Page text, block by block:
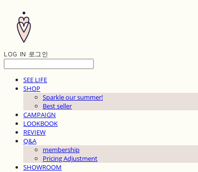
LOG IN 로그인
SEE LIFE
SHOP
Sparkle our summer!
Best seller
CAMPAIGN
LOOKBOOK
REVIEW
Q&A
membership
Pricing Adjustment
SHOWROOM